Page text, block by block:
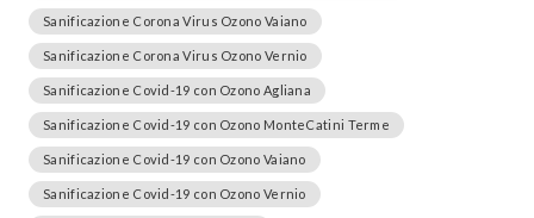
Sanificazione Corona Virus Ozono Vaiano
Sanificazione Corona Virus Ozono Vernio
Sanificazione Covid-19 con Ozono Agliana
Sanificazione Covid-19 con Ozono MonteCatini Terme
Sanificazione Covid-19 con Ozono Vaiano
Sanificazione Covid-19 con Ozono Vernio